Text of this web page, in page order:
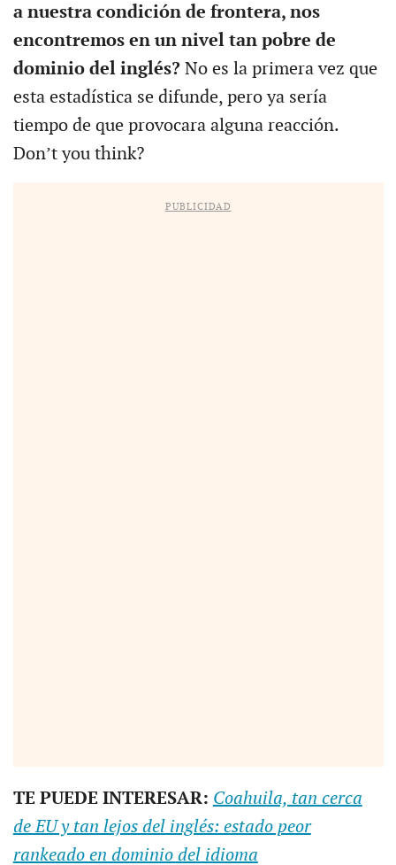
a nuestra condición de frontera, nos
encontremos en un nivel tan pobre de
dominio del inglés?No es la primera vez que
esta estadística se difunde, pero ya sería
tiempo de que provocara alguna reacción.
Don’t you think?
PUBLICIDAD
TE PUEDE INTERESAR: Coahuila, tan cerca
de EU y tan lejos del inglés: estado peor
rankeado en dominio del idioma